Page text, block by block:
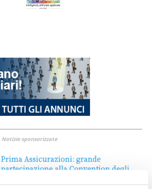
Notizie sponsorizzate
Prima Assicurazioni: grande
partecipazione alla Convention degli